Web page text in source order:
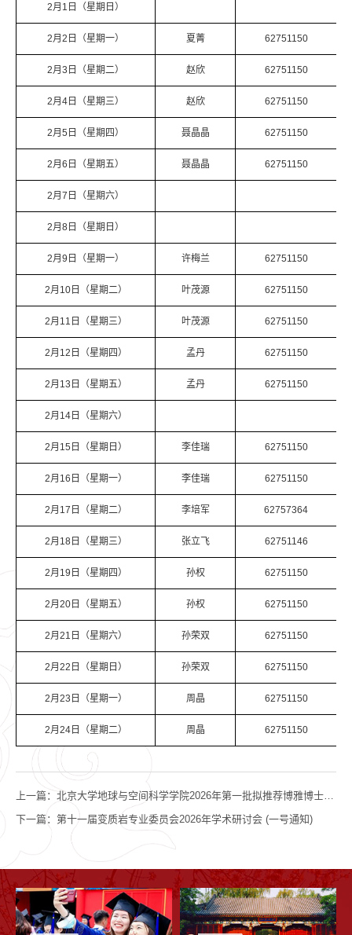
2月1日（星期日）
2月2日（星期一） 夏菁 62751150
2月3日（星期二） 赵欣 62751150
2月4日（星期三） 赵欣 62751150
2月5日（星期四） 聂晶晶 62751150
2月6日（星期五） 聂晶晶 62751150
2月7日（星期六）
2月8日（星期日）
2月9日（星期一） 许梅兰 62751150
2月10日（星期二） 叶茂源 62751150
2月11日（星期三） 叶茂源 62751150
2月12日（星期四） 孟丹 62751150
2月13日（星期五） 孟丹 62751150
2月14日（星期六）
2月15日（星期日） 李佳瑞 62751150
2月16日（星期一） 李佳瑞 62751150
2月17日（星期二） 李培军 62757364
2月18日（星期三） 张立飞 62751146
2月19日（星期四） 孙权 62751150
2月20日（星期五） 孙权 62751150
2月21日（星期六） 孙荣双 62751150
2月22日（星期日） 孙荣双 62751150
2月23日（星期一） 周晶 62751150
2月24日（星期二） 周晶 62751150
上一篇： 北京大学地球与空间科学学院2026年第一批拟推荐博雅博士后名单公示
下一篇： 第十一届变质岩专业委员会2026年学术研讨会 (一号通知)